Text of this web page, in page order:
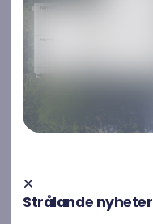
Strålande nyheter